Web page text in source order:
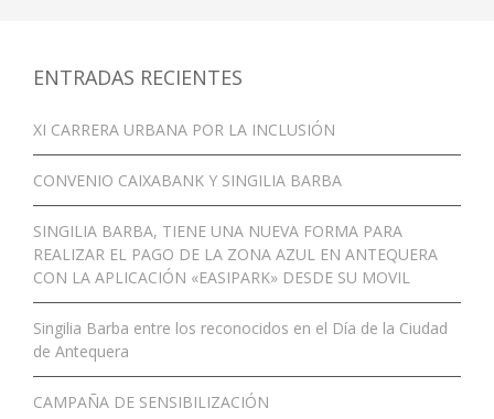
ENTRADAS RECIENTES
XI CARRERA URBANA POR LA INCLUSIÓN
CONVENIO CAIXABANK Y SINGILIA BARBA
SINGILIA BARBA, TIENE UNA NUEVA FORMA PARA
REALIZAR EL PAGO DE LA ZONA AZUL EN ANTEQUERA
CON LA APLICACIÓN «EASIPARK» DESDE SU MOVIL
Singilia Barba entre los reconocidos en el Día de la Ciudad
de Antequera
CAMPAÑA DE SENSIBILIZACIÓN